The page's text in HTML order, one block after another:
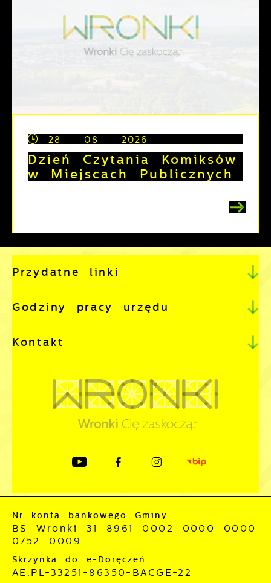
28 - 08 - 2026
Dzień Czytania Komiksów
w Miejscach Publicznych
Przydatne linki
Godziny pracy urzędu
Kontakt
Nr konta bankowego Gminy:
BS Wronki 31 8961 0002 0000 0000
0752 0009
Skrzynka do e-Doręczeń:
AE:PL-33251-86350-BACGE-22